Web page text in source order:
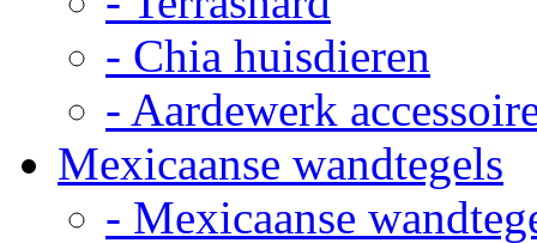
- Chia huisdieren
- Aardewerk
Mexicaanse wandtegels
- Mexicaanse